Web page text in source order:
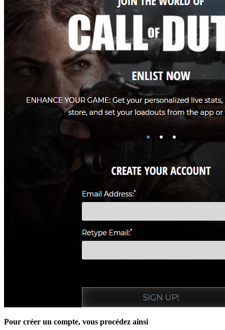
Pour créer un compte, vous procédez ainsi